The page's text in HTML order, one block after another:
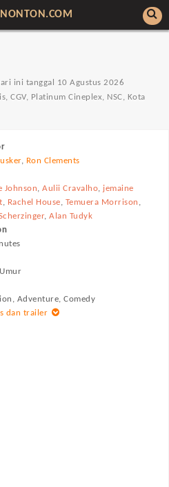
ini tanggal 10 Agustus 2026
CGV, Platinum Cineplex, NSC, Kota
, Ron Clements
Johnson,Aulii Cravalho, jemaine
, Rachel House, Temuera Morrison ,
,Alan Tudyk
Adventure, Comedy
dan trailer